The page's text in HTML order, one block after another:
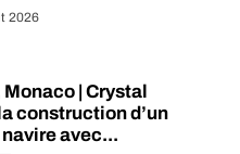
2026
| Crystal
construction d’un
avec...